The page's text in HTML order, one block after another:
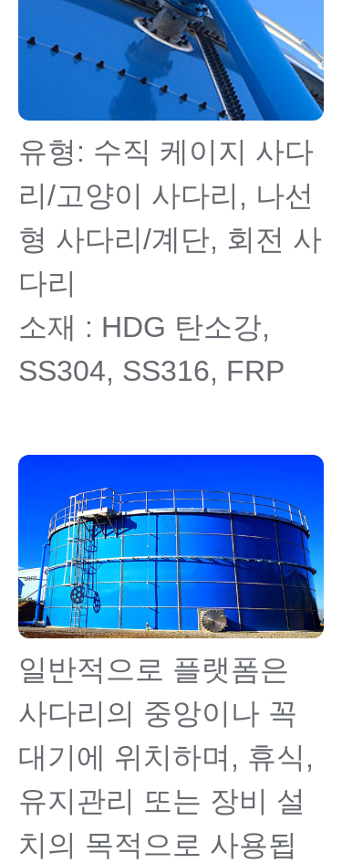
유형: 수직 케이지 사다
리/고양이 사다리, 나선
형 사다리/계단, 회전 사
다리
소재 : HDG 탄소강,
SS304, SS316, FRP
일반적으로 플랫폼은
사다리의 중앙이나 꼭
대기에 위치하며, 휴식,
유지관리 또는 장비 설
치의 목적으로 사용됩